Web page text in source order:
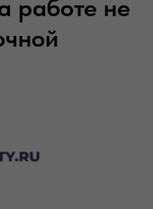
работе не